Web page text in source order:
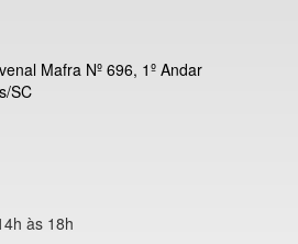
Mafra Nº 696, 1º Andar
SC
às 18h